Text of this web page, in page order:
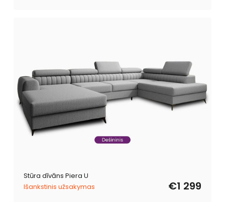
Stūra dīvāns Piera U
Išankstinis užsakymas
€1 299